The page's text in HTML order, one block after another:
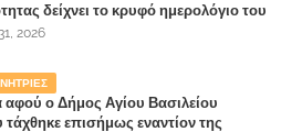
δείχνει το κρυφό ημερολόγιο του
πανδημίας!
2026
ο Δήμος Αγίου Βασιλείου
τάχθηκε επισήμως εναντίον της